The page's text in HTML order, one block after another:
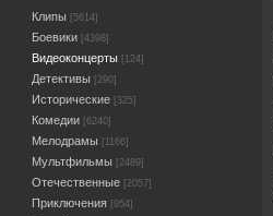
Клипы [5614]
Боевики [4398]
Видеоконцерты [124]
Детективы [290]
Исторические [325]
Комедии [6240]
Мелодрамы [1166]
Мультфильмы [2489]
Отечественные [2057]
Приключения [954]